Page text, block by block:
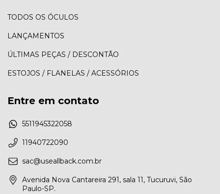
TODOS OS ÓCULOS
LANÇAMENTOS
ÚLTIMAS PEÇAS / DESCONTÃO
ESTOJOS / FLANELAS / ACESSÓRIOS
Entre em contato
5511945322058
11940722090
sac@useallback.com.br
Avenida Nova Cantareira 291, sala 11, Tucuruvi, São
Paulo-SP.